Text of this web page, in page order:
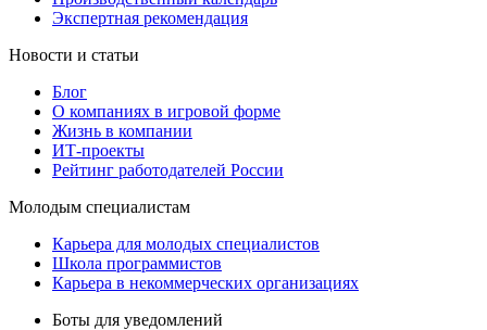
Экспертная рекомендация
Новости и статьи
Блог
О компаниях в игровой форме
Жизнь в компании
ИТ-проекты
Рейтинг работодателей России
Молодым специалистам
Карьера для молодых специалистов
Школа программистов
Карьера в некоммерческих организациях
Боты для уведомлений